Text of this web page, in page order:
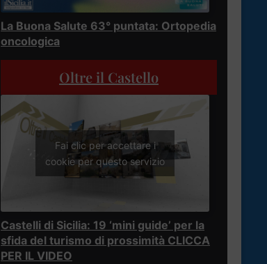
La Buona Salute 63° puntata: Ortopedia
oncologica
Oltre il Castello
Fai clic per accettare i
cookie per questo servizio
Castelli di Sicilia: 19 ‘mini guide’ per la
sfida del turismo di prossimità CLICCA
PER IL VIDEO